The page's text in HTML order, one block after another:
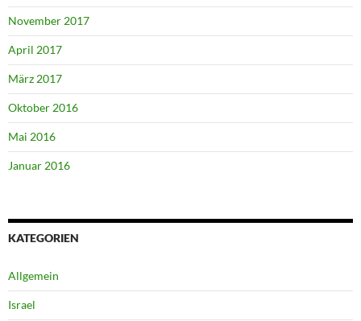
November 2017
April 2017
März 2017
Oktober 2016
Mai 2016
Januar 2016
KATEGORIEN
Allgemein
Israel